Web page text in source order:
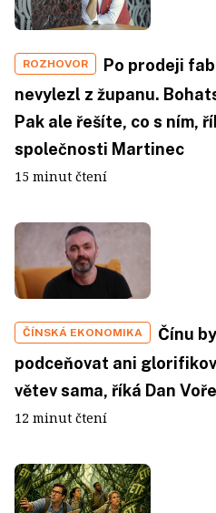
ROZHOVOR
Po prodeji
nevylezl z županu.
Pak ale řešíte, co s ním,
společnosti Martinec
15 minut čtení
ČÍNSKÁ EKONOMIKA
Čínu
podceňovat ani
větev sama, říká Dan
12 minut čtení